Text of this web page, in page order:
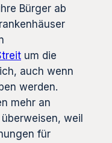
Bürger ab
um die
auch wenn
werden.
mehr an
weil
für